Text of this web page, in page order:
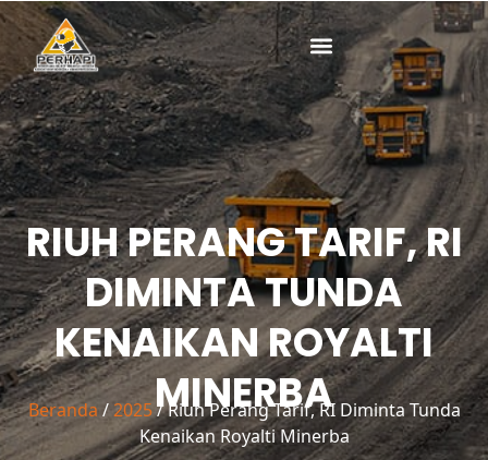
Lewati
konten
RIUH PERANG TARIF, RI
DIMINTA TUNDA
KENAIKAN ROYALTI
MINERBA
Beranda /2025/ Riuh Perang Tarif, RI Diminta Tunda
Kenaikan Royalti Minerba